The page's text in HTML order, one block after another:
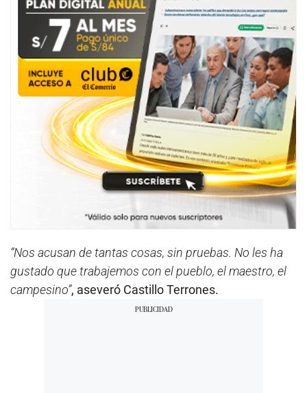
“Nos acusan de tantas cosas, sin pruebas. No les ha
gustado que trabajemos con el pueblo, el maestro, el
campesino”, aseveró Castillo Terrones.